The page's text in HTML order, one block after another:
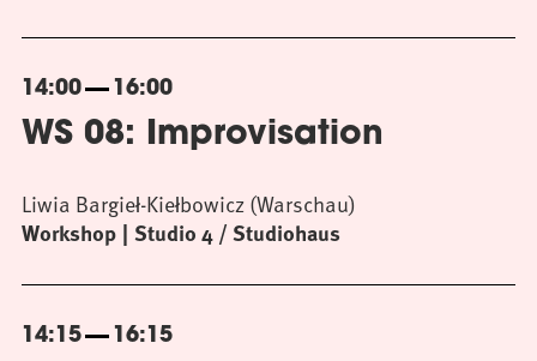
14:00 16:00
WS 08: Improvisation
Workshop Studio 4 / Studiohaus
Liwia Bargieł-Kiełbowicz (Warschau)
14:15 16:15